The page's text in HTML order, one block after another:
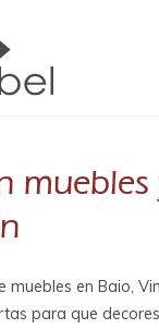
muebles
muebles en Baio,
para que